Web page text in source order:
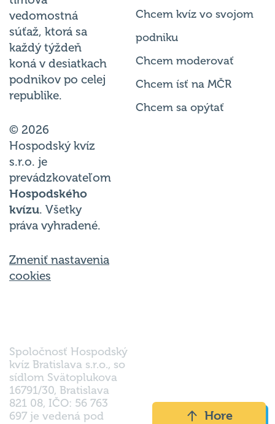
vedomostná
súťaž, ktorá sa
každý týždeň
koná v desiatkach
podnikov po celej
republike.
© 2026
Hospodský kvíz
s.r.o. je
prevádzkovateľom
Hospodského
kvízu. Všetky
práva vyhradené.
Zmeniť nastavenia
cookies
Chcem kvíz vo svojom
podniku
Chcem moderovať
Chcem ísť na MČR
Chcem sa opýtať
Spoločnosť Hospodský
kvíz Bratislava s.r.o., so
sídlom Svätoplukova
16791/30, Bratislava
821 08, IČO: 56 763
697 je vedená pod
Hore